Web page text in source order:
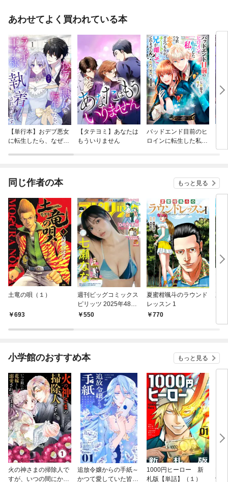
あわせてよく買われている本
【単行本】おデブ悪女
に転生したら、なぜか
【タテヨミ】あなたは
もういりません
バッドエンド目前のヒ
ロインに転生した私、
同じ作者の本 もっと見る
土竜の唄（１）
693
週刊ビッグコミックス
ピリッツ 2025年48号
【デジタル版限定グラ
550
夏蜜柑颯斗のラウンド
レッスン 1
770
夏
小学館のおすすめ本 もっと見る
火の神さまの掃除人で
すが、いつの間にか花
追放令嬢からの手紙～
かつて愛していた皆さ
1000円ヒーロー 新
札版【単話】（１）
9.5